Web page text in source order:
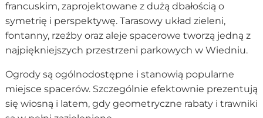
francuskim, zaprojektowane z dużą dbałością o
symetrię i perspektywę. Tarasowy układ zieleni,
fontanny, rzeźby oraz aleje spacerowe tworzą jedną z
najpiękniejszych przestrzeni parkowych w Wiedniu.
Ogrody są ogólnodostępne i stanowią popularne
miejsce spacerów. Szczególnie efektownie prezentują
się wiosną i latem, gdy geometryczne rabaty i trawniki